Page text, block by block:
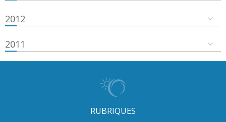
2012
2011
RUBRIQUES